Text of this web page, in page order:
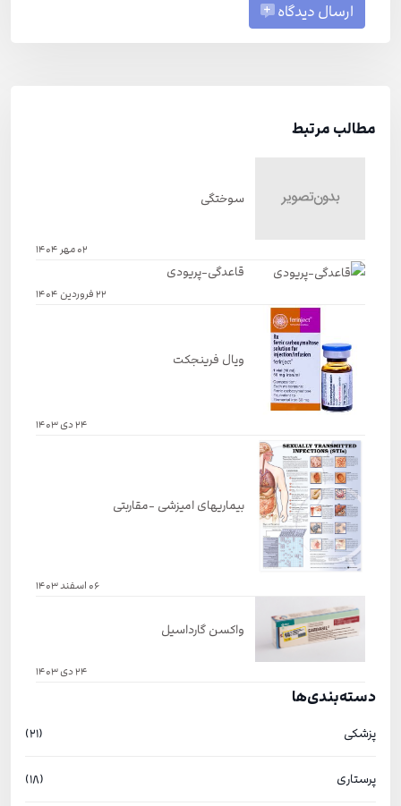
ارسال دیدگاه
مطالب مرتبط
سوختگی
02 مهر 1404
قاعدگی-پریودی
22 فروردین 1404
ویال فرینجکت
24 دی 1403
بیماریهای امیزشی -مقاربتی
06 اسفند 1403
واکسن گارداسیل
24 دی 1403
دسته‌بندی‌ها
پزشکی (21)
پرستاری (18)